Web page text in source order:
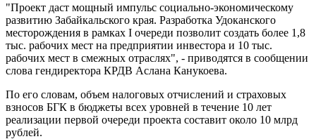
"Проект даст мощный импульс социально-экономическому
развитию Забайкальского края. Разработка Удоканского
месторождения в рамках I очереди позволит создать более 1,8
тыс. рабочих мест на предприятии инвестора и 10 тыс.
рабочих мест в смежных отраслях", - приводятся в сообщении
слова гендиректора КРДВ Аслана Канукоева.
По его словам, объем налоговых отчислений и страховых
взносов БГК в бюджеты всех уровней в течение 10 лет
реализации первой очереди проекта составит около 10 млрд
рублей.